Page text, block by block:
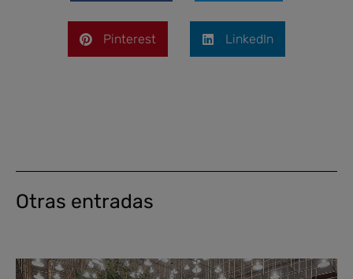
Pinterest LinkedIn
Otras entradas